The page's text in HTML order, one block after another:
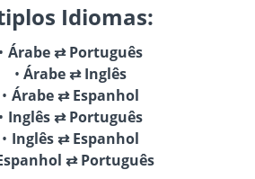
Idiomas:
Árabe ⇄ Português
Árabe ⇄ Inglês
Árabe ⇄ Espanhol
Inglês ⇄ Português
Inglês ⇄ Espanhol
⇄ Português